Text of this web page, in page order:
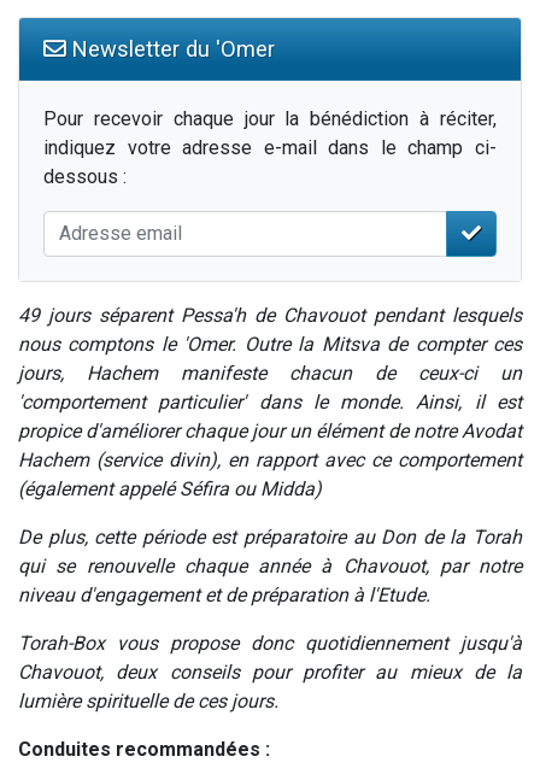
Newsletter du 'Omer
Pour recevoir chaque jour la bénédiction à réciter,
indiquez votre adresse e-mail dans le champ ci-
dessous :
49 jours séparent Pessa'h de Chavouot pendant lesquels
nous comptons le 'Omer. Outre la Mitsva de compter ces
jours, Hachem manifeste chacun de ceux-ci un
'comportement particulier' dans le monde. Ainsi, il est
propice d'améliorer chaque jour un élément de notre Avodat
Hachem (service divin), en rapport avec ce comportement
(également appelé Séfira ou Midda)
De plus, cette période est préparatoire au Don de la Torah
qui se renouvelle chaque année à Chavouot, par notre
niveau d'engagement et de préparation à l'Etude.
Torah-Box vous propose donc quotidiennement jusqu'à
Chavouot, deux conseils pour profiter au mieux de la
lumière spirituelle de ces jours.
Conduites recommandées :